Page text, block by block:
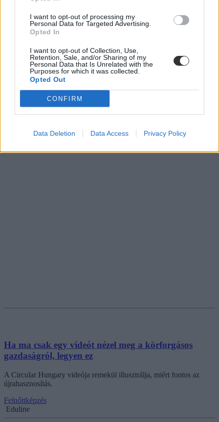
I want to opt-out of processing my
Personal Data for Targeted Advertising.
Opted In
I want to opt-out of Collection, Use,
Retention, Sale, and/or Sharing of my
Personal Data that Is Unrelated with the
Purposes for which it was collected.
Opted Out
CONFIRM
Data Deletion Data Access Privacy Policy
A nap képe: különleges padokat kaptak a veszprémi
egyetemisták
Különleges, száz százalékban újrahasznosított kartonból készített
padokon üldögélhetnek a Pannon Egyetem hallgatói.
Felsőoktatás
Ha ma csak egy videót nézel meg a körforgásos
gazdaságról, legyen ez
A Circular Hungary videója remekül illusztrálja, miért fontos az
újrahasznosítás.
Felnőttképzés
Eduline